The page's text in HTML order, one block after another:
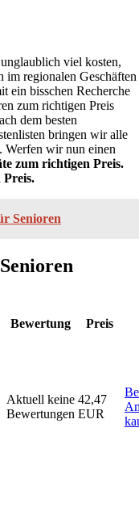
viel kosten,
im regionalen Geschäften
ein bisschen Recherche
zum richtigen Preis
dem besten
bringen wir alle
Werfen wir nun einen
zum richtigen Preis.
Preis.
Senioren
Bewertung Preis
Aktuell keine
Bewertungen
42,47
EUR